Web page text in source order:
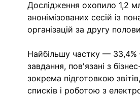
Дослідження охопило 1,2
анонімізованих сесій із
організацій за другу
Найбільшу частку —
завдання, пов'язані з
зокрема підготовкою
списків і роботою з